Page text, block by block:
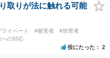
なされる流れが通常です。
取りが法に触れる可能
イベート #被害者
#加害者
への対応
役にたった 2